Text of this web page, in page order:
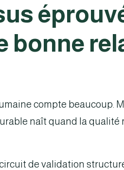
bonne
compte beaucoup.
naît quand la
de validation